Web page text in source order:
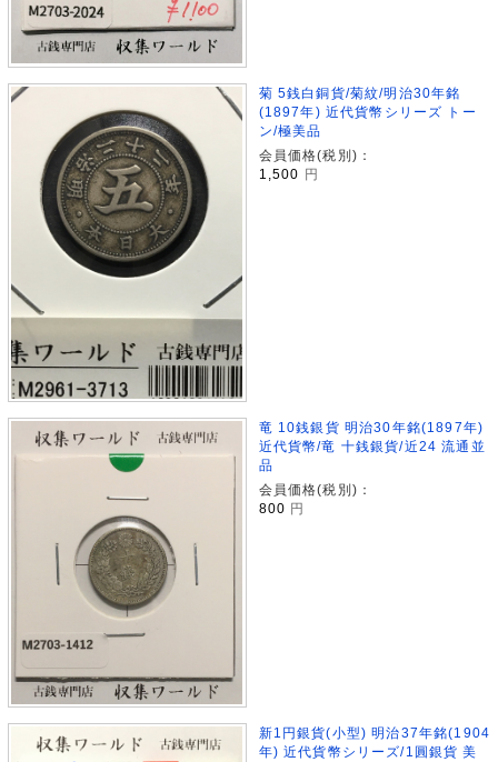
菊 5銭白銅貨/菊紋/明治30年銘
(1897年) 近代貨幣シリーズ トー
ン/極美品
会員価格(税別)：
1,500 円
竜 10銭銀貨 明治30年銘(1897年)
近代貨幣/竜 十銭銀貨/近24 流通並
品
会員価格(税別)：
800 円
新1円銀貨(小型) 明治37年銘(1904
年) 近代貨幣シリーズ/1圓銀貨 美